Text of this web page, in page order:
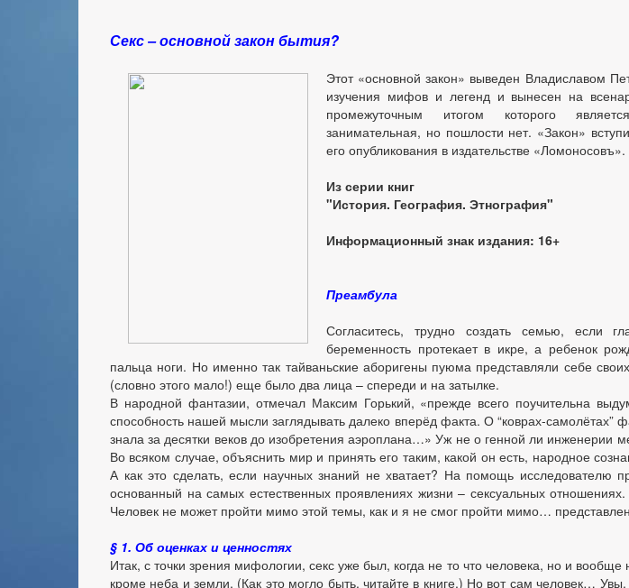
Секс – основной закон бытия?
Этот «основной закон» выведен Владиславом
изучения мифов и легенд и вынесен на
промежуточным итогом которого
занимательная, но пошлости нет. «Закон»
его опубликования в издательстве «Ломоносовъ».
Из серии книг
"История. География. Этнография"
Информационный знак издания: 16+
Преамбула
Согласитесь, трудно создать семью, если
беременность протекает в икре, а ребенок
пальца ноги. Но именно так тайваньские аборигены пуюма представляли себе
(словно этого мало!) еще было два лица – спереди и на затылке.
В народной фантазии, отмечал Максим Горький, «прежде всего поучительна
способность нашей мысли заглядывать далеко вперёд факта. О “коврах-самолётах”
знала за десятки веков до изобретения аэроплана…» Уж не о генной ли инженерии
Во всяком случае, объяснить мир и принять его таким, какой он есть, народное
А как это сделать, если научных знаний не хватает? На помощь исследователю
основанный на самых естественных проявлениях жизни – сексуальных
Человек не может пройти мимо этой темы, как и я не смог пройти мимо…
§ 1. Об оценках и ценностях
Итак, с точки зрения мифологии, секс уже был, когда не то что человека, но и
кроме неба и земли. (Как это могло быть, читайте в книге.) Но вот сам человек… Увы,